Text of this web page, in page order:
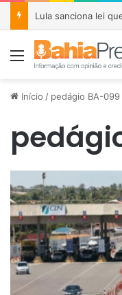
Menu
Início / pedágio BA-099